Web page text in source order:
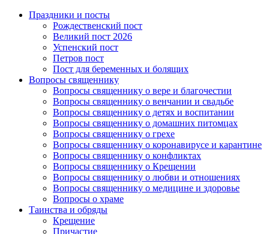
Праздники и посты
Рождественский пост
Великий пост 2026
Успенский пост
Петров пост
Пост для беременных и болящих
Вопросы священнику
Вопросы священнику о вере и благочестии
Вопросы священнику о венчании и свадьбе
Вопросы священнику о детях и воспитании
Вопросы священнику о домашних питомцах
Вопросы священнику о грехе
Вопросы священнику о коронавирусе и карантине
Вопросы священнику о конфликтах
Вопросы священнику о Крещении
Вопросы священнику о любви и отношениях
Вопросы священнику о медицине и здоровье
Вопросы о храме
Таинства и обряды
Крещение
Причастие